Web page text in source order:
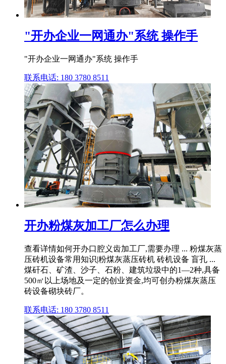
"开办企业一网通办"系统 操作手
"开办企业一网通办"系统 操作手
联系电话: 180 3780 8511
开办粉煤灰加工厂怎么办理
查看详情如何开办口腔义齿加工厂,需要办理 ... 粉煤灰蒸
压砖机设备常用知识|粉煤灰蒸压砖机 砖机设备 盲孔 ...
煤矸石、矿渣、沙子、石粉、建筑垃圾中的1—2种,具备
500㎡以上场地及一定的创业资金,均可创办粉煤灰蒸压
砖设备砌块砖厂。
联系电话: 180 3780 8511